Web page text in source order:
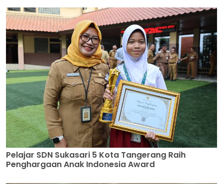
Pelajar SDN Sukasari 5 Kota Tangerang Raih
Penghargaan Anak Indonesia Award